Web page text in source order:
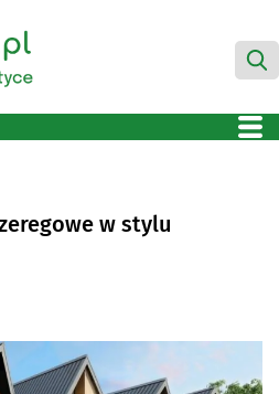
w stylu